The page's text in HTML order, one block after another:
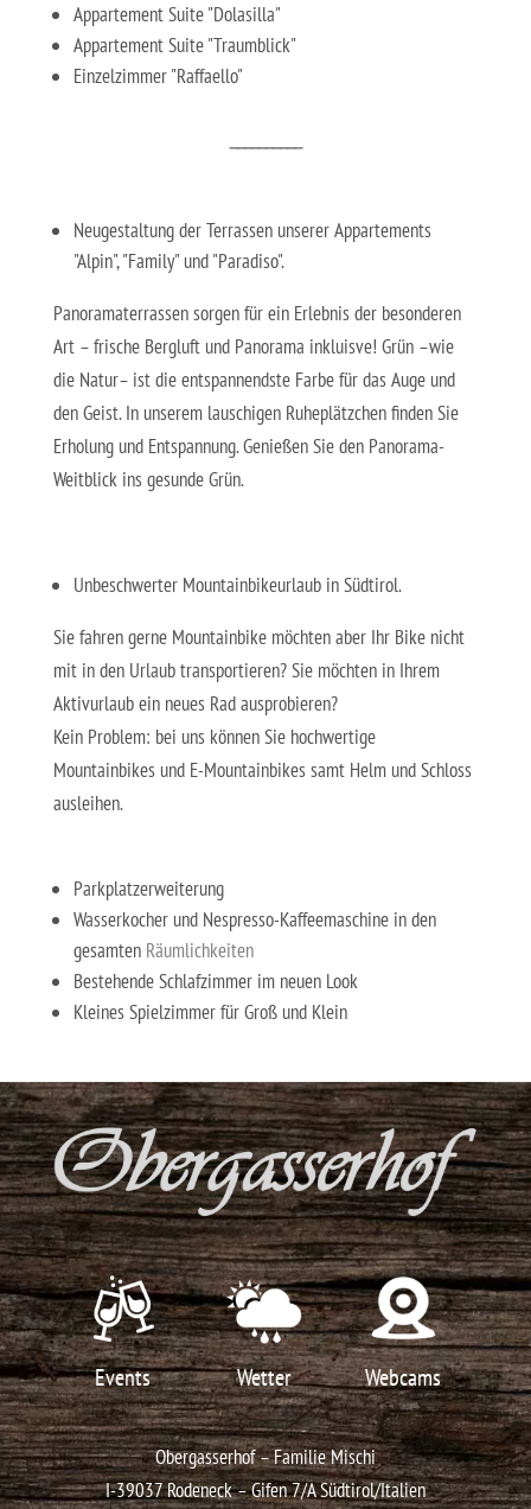
Appartement Suite "Dolasilla"
Appartement Suite "Traumblick"
Einzelzimmer "Raffaello"
Neugestaltung der Terrassen unserer Appartements
"Alpin", "Family" und "Paradiso".
Panoramaterrassen sorgen für ein Erlebnis der besonderen
Art – frische Bergluft und Panorama inkluisve! Grün –wie
die Natur– ist die entspannendste Farbe für das Auge und
den Geist. In unserem lauschigen Ruheplätzchen finden Sie
Erholung und Entspannung. Genießen Sie den Panorama-
Weitblick ins gesunde Grün.
Unbeschwerter Mountainbikeurlaub in Südtirol.
Sie fahren gerne Mountainbike möchten aber Ihr Bike nicht
mit in den Urlaub transportieren? Sie möchten in Ihrem
Aktivurlaub ein neues Rad ausprobieren?
Kein Problem: bei uns können Sie hochwertige
Mountainbikes und E-Mountainbikessamt Helm und Schloss
ausleihen.
Parkplatzerweiterung
Wasserkocher und Nespresso-Kaffeemaschine in den
gesamten Räumlichkeiten
Bestehende Schlafzimmer im neuen Look
Kleines Spielzimmer für Groß und Klein
Events Wetter Webcams
Obergasserhof – Familie Mischi
I-39037 Rodeneck – Gifen 7/ASüdtirol/Italien